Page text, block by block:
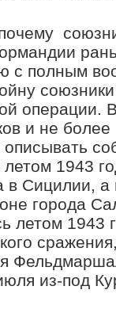
с полным
операции.
и не более
1943
в Сицилии,
города
летом 1943
из-под